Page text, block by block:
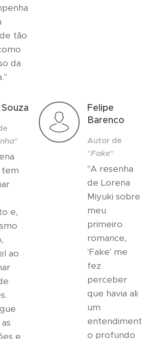
tão
da
"
tem
e,
ao
e
Felipe
Barenco
Autor de
"Fake"
"A resenha
de Lorena
Miyuki sobre
meu
primeiro
romance,
'Fake' me
fez
perceber
que havia ali
um
entendiment
o profundo